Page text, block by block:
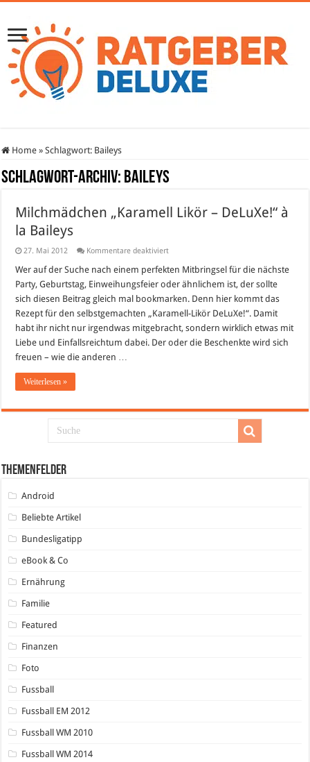
Home » Schlagwort: Baileys
Schlagwort-Archiv: Baileys
Milchmädchen „Karamell Likör – DeLuXe!“ à
la Baileys
27. Mai 2012 Kommentare deaktiviertfür
„Karamell
–
DeLuXe!“
à
la
Baileys
Wer auf der Suche nach einem perfekten Mitbringsel für die nächste
Party, Geburtstag, Einweihungsfeier oder ähnlichem ist, der sollte
sich diesen Beitrag gleich mal bookmarken. Denn hier kommt das
Rezept für den selbstgemachten „Karamell-Likör DeLuXe!“. Damit
habt ihr nicht nur irgendwas mitgebracht, sondern wirklich etwas mit
Liebe und Einfallsreichtum dabei. Der oder die Beschenkte wird sich
freuen – wie die anderen …
Weiterlesen »
Themenfelder
Android
Beliebte Artikel
Bundesligatipp
eBook & Co
Ernährung
Familie
Featured
Finanzen
Foto
Fussball
Fussball EM 2012
Fussball WM 2010
Fussball WM 2014